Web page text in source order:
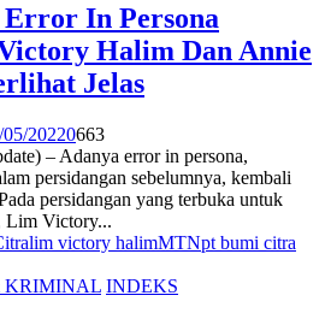
Error In Persona
Halim Dan Annie
Jelas
05/20220663
– Adanya error in persona,
persidangan sebelumnya, kembali
persidangan yang terbuka untuk
Lim Victory...
lim victory halimMTNpt bumi citra
KRIMINAL INDEKS